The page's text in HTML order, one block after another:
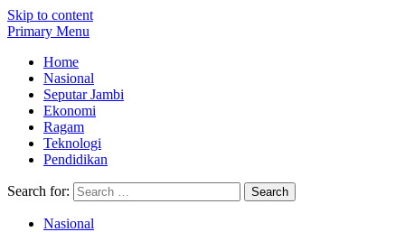
Skip to content
Primary Menu
Home
Nasional
Seputar Jambi
Ekonomi
Ragam
Teknologi
Pendidikan
Search for:
Nasional